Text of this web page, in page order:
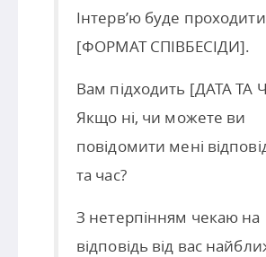
Інтерв’ю буде проходити
[ФОРМАТ СПІВБЕСІДИ].
Вам підходить [ДАТА ТА
Якщо ні, чи можете ви
повідомити мені
та час?
З нетерпінням чекаю на
відповідь від вас